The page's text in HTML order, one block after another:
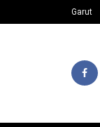
Garut